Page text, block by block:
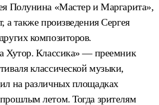
Полунина «Мастер и Маргарита»,
а также произведения Сергея
композиторов.
Хутор. Классика» — преемник
классической музыки,
на различных площадках
летом. Тогда зрителям